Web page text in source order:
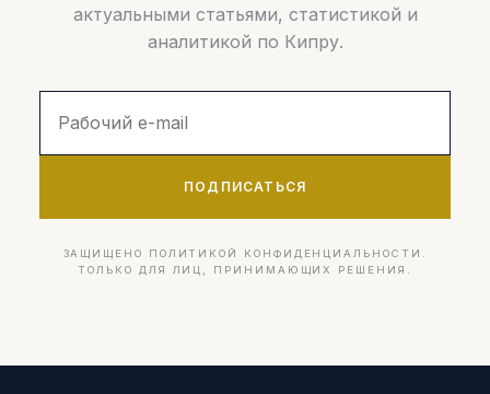
актуальными статьями, статистикой и
аналитикой по Кипру.
ПОДПИСАТЬСЯ
ЗАЩИЩЕНО ПОЛИТИКОЙ КОНФИДЕНЦИАЛЬНОСТИ.
ТОЛЬКО ДЛЯ ЛИЦ, ПРИНИМАЮЩИХ РЕШЕНИЯ.